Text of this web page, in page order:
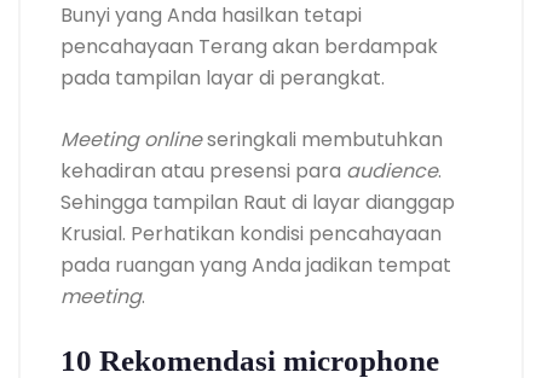
Bunyi yang Anda hasilkan tetapi
pencahayaan Terang akan berdampak
pada tampilan layar di perangkat.
Meeting onlineseringkali membutuhkan
kehadiran atau presensi para audience.
Sehingga tampilan Raut di layar dianggap
Krusial. Perhatikan kondisi pencahayaan
pada ruangan yang Anda jadikan tempat
meeting.
10 Rekomendasi microphone